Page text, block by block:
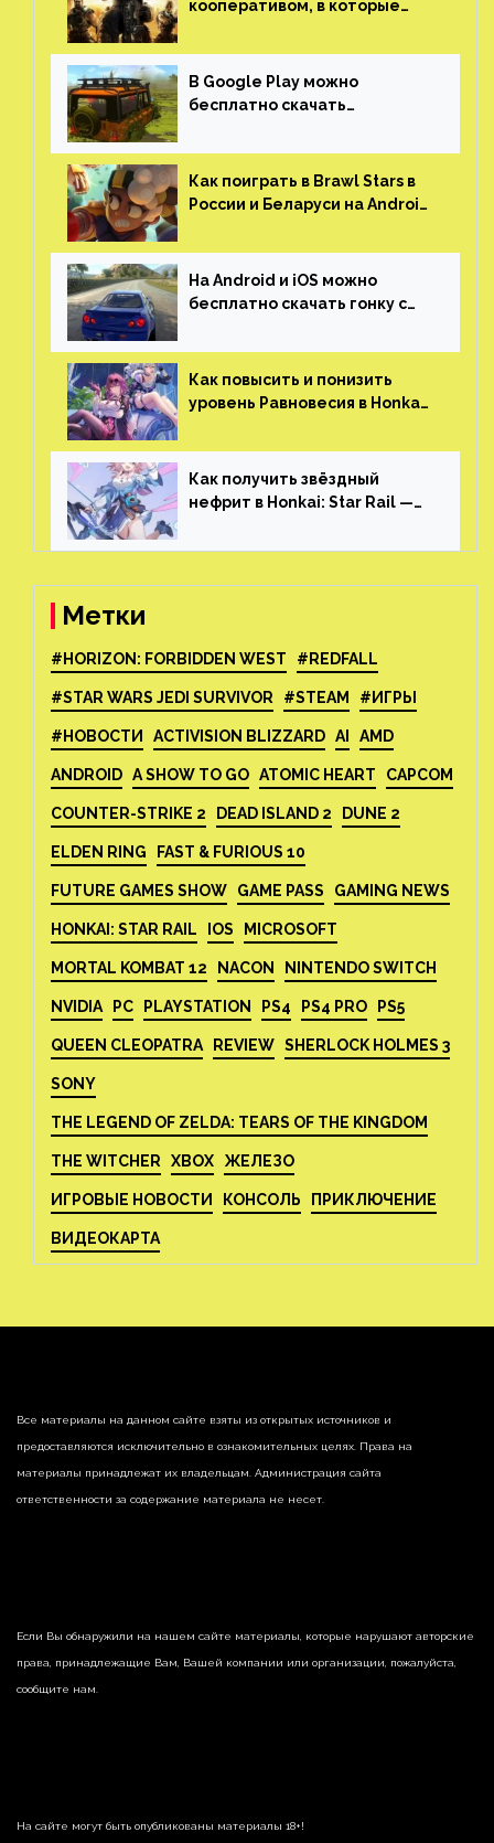
кооперативом, в которые
(никаких MMO)
В Google Play можно
бесплатно скачать
открытым миром, прокачкой,
гонками и тюнингом машины
Как поиграть в Brawl Stars в
России и Беларуси на Android
На Android и iOS можно
бесплатно скачать гонку с
который больше, чем в
Skyrim и GTA: San Andreas
Как повысить и понизить
уровень Равновесия в Honkai:
Как получить звёздный
нефрит в Honkai: Star Rail —
Метки
#HORIZON: FORBIDDEN WEST #REDFALL
#STAR WARS JEDI SURVIVOR #STEAM #ИГРЫ
#НОВОСТИ ACTIVISION BLIZZARD AI AMD
ANDROID A SHOW TO GO ATOMIC HEART CAPCOM
COUNTER-STRIKE 2 DEAD ISLAND 2 DUNE 2
ELDEN RING FAST & FURIOUS 10
FUTURE GAMES SHOW GAME PASS GAMING NEWS
HONKAI: STAR RAIL IOS MICROSOFT
MORTAL KOMBAT 12 NACON NINTENDO SWITCH
NVIDIA PC PLAYSTATION PS4 PS4 PRO PS5
QUEEN CLEOPATRA REVIEW SHERLOCK HOLMES 3
SONY
THE LEGEND OF ZELDA: TEARS OF THE KINGDOM
THE WITCHER XBOX ЖЕЛЕЗО
ИГРОВЫЕ НОВОСТИ КОНСОЛЬ ПРИКЛЮЧЕНИЕ
ВИДЕОКАРТА
Все материалы на данном сайте взяты из открытых источников и
предоставляются исключительно в ознакомительных целях. Права на
материалы принадлежат их владельцам. Администрация сайта
ответственности за содержание материала не несет.
Если Вы обнаружили на нашем сайте материалы, которые нарушают авторские
права, принадлежащие Вам, Вашей компании или организации, пожалуйста,
сообщите нам.
На сайте могут быть опубликованы материалы 18+!